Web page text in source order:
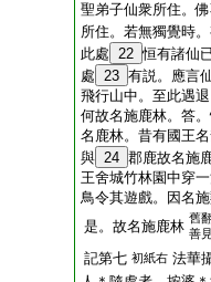
聖弟子仙衆所住。
所住。若無獨覺時
此處 22 恒有諸仙
處 23 有説。應言
飛行山中。至此遇
何故名施鹿林。答
名鹿林。昔有國王
與 24 郡鹿故名施
王舍城竹林園中穿
鳥令其遊戲。因名
是。故名施鹿林 舊
善
記第七 初紙右 法華